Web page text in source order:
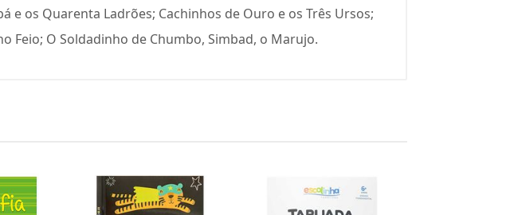
e os Quarenta Ladrões; Cachinhos de Ouro e os Três Ursos;
Feio; O Soldadinho de Chumbo, Simbad, o Marujo.